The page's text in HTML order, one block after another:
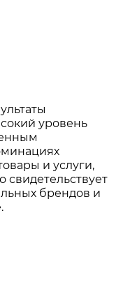
уровень
и услуги,
свидетельствует
брендов и